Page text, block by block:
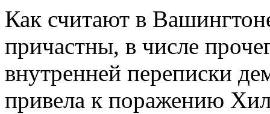
Как считают в
причастны, в числе
внутренней переписки
привела к поражению